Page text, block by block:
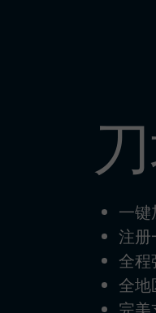
一键
注册
全程
全